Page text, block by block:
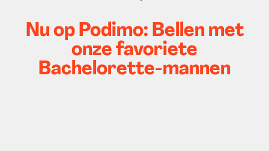
Nu op Podimo: Bellen met
onze favoriete
Bachelorette-mannen